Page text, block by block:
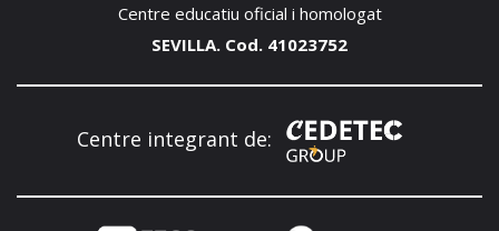
Centre educatiu oficial i homologat
SEVILLA. Cod. 41023752
Centre integrant de: